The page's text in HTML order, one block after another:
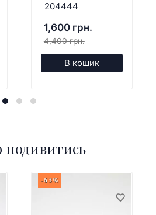
204444
1,600 грн.
4,400 грн.
В кошик
подивитись
-63%